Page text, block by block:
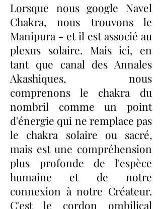
Lorsque nous google Navel
Chakra, nous trouvons le
Manipura - et il est associé au
plexus solaire. Mais ici, en
tant que canal des Annales
Akashiques, nous
comprenons le chakra du
nombril comme un point
d'énergie qui ne remplace pas
le chakra solaire ou sacré,
mais est une compréhension
plus profonde de l'espèce
humaine et de notre
connexion à notre Créateur.
C'est le cordon ombilical